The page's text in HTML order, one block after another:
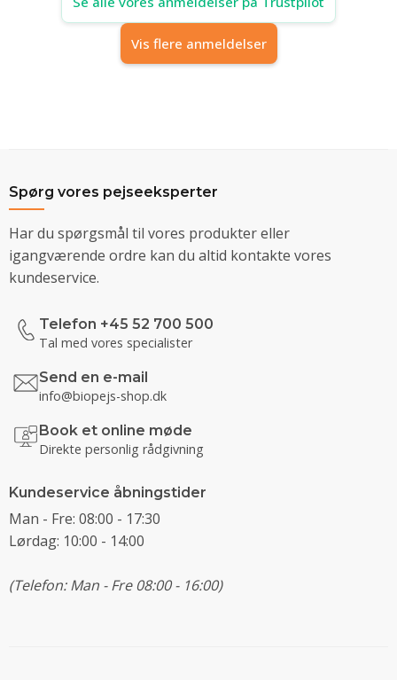
Vis flere anmeldelser
Spørg vores pejseeksperter
Har du spørgsmål til vores produkter eller
igangværende ordre kan du altid kontakte vores
kundeservice.
Telefon +45 52 700 500
Tal med vores specialister
Send en e-mail
info@biopejs-shop.dk
Book et online møde
Direkte personlig rådgivning
Kundeservice åbningstider
Man - Fre: 08:00 - 17:30
Lørdag: 10:00 - 14:00
(Telefon: Man - Fre 08:00 - 16:00)